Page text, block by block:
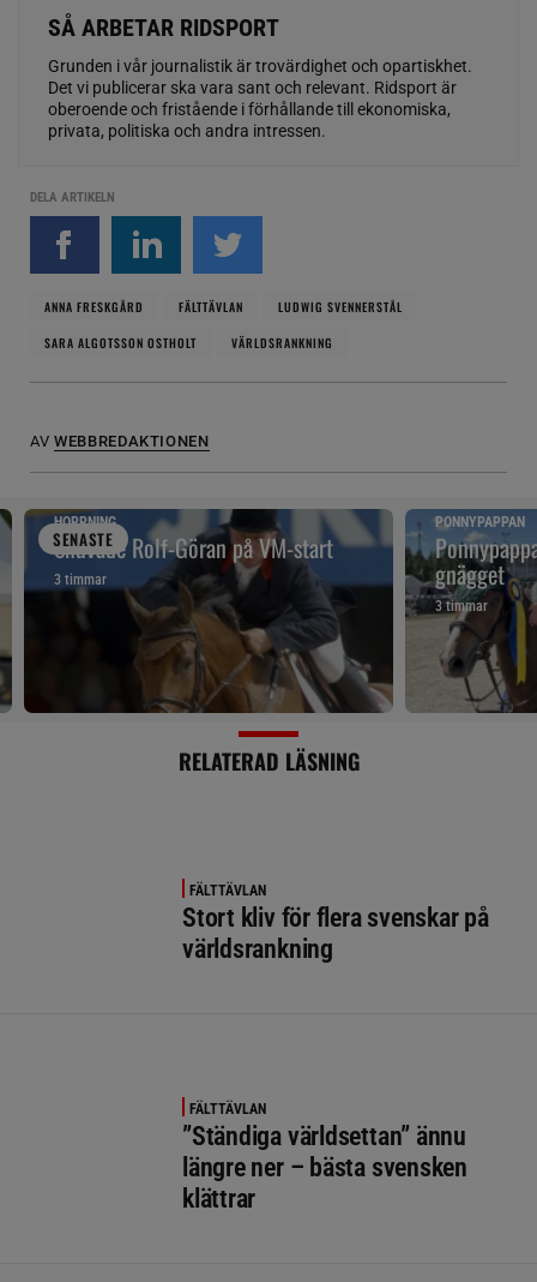
SÅ ARBETAR RIDSPORT
Grunden i vår journalistik är trovärdighet och opartiskhet.
Det vi publicerar ska vara sant och relevant. Ridsport är
oberoende och fristående i förhållande till ekonomiska,
privata, politiska och andra intressen.
DELA ARTIKELN
ANNA FRESKGÅRD FÄLTTÄVLAN
LUDWIG SVENNERSTÅL
SARA ALGOTSSON OSTHOLT
VÄRLDSRANKNING
AV WEBBREDAKTIONEN
SENASTE
HOPPNING
Snuvade Rolf-Göran på VM-start
3 timmar
PONNYPAPPAN
gnägget
3 timmar
RELATERAD LÄSNING
FÄLTTÄVLAN
Stort kliv för flera svenskar på
världsrankning
FÄLTTÄVLAN
”Ständiga världsettan” ännu
längre ner – bästa svensken
klättrar